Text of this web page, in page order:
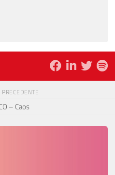
PRECEDENTE
– Caos